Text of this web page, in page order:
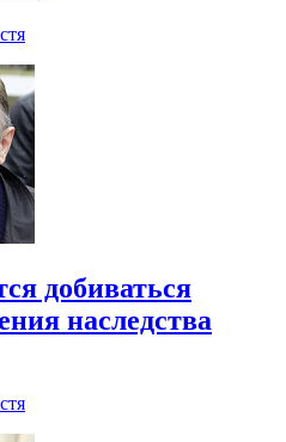
добиваться
наследства